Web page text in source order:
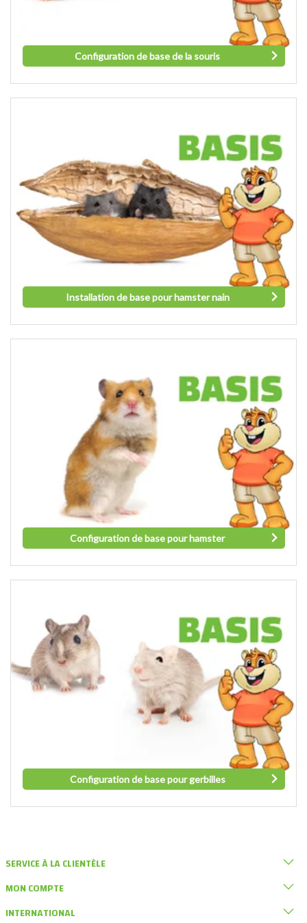
Configuration de base de la souris
Installation de base pour hamster nain
Configuration de base pour hamster
Configuration de base pour gerbilles
SERVICE À LA CLIENTÈLE
MON COMPTE
INTERNATIONAL